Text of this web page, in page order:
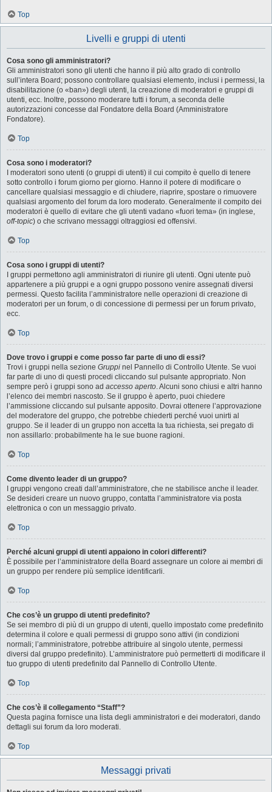
Top
Livelli e gruppi di utenti
Cosa sono gli amministratori?
Gli amministratori sono gli utenti che hanno il più alto grado di controllo
sull’intera Board; possono controllare qualsiasi elemento, inclusi i permessi, la
disabilitazione (o «ban») degli utenti, la creazione di moderatori e gruppi di
utenti, ecc. Inoltre, possono moderare tutti i forum, a seconda delle
autorizzazioni concesse dal Fondatore della Board (Amministratore
Fondatore).
Top
Cosa sono i moderatori?
I moderatori sono utenti (o gruppi di utenti) il cui compito è quello di tenere
sotto controllo i forum giorno per giorno. Hanno il potere di modificare o
cancellare qualsiasi messaggio e di chiudere, riaprire, spostare o rimuovere
qualsiasi argomento del forum da loro moderato. Generalmente il compito dei
moderatori è quello di evitare che gli utenti vadano «fuori tema» (in inglese,
off-topic) o che scrivano messaggi oltraggiosi ed offensivi.
Top
Cosa sono i gruppi di utenti?
I gruppi permettono agli amministratori di riunire gli utenti. Ogni utente può
appartenere a più gruppi e a ogni gruppo possono venire assegnati diversi
permessi. Questo facilita l’amministratore nelle operazioni di creazione di
moderatori per un forum, o di concessione di permessi per un forum privato,
ecc.
Top
Dove trovo i gruppi e come posso far parte di uno di essi?
Trovi i gruppi nella sezione Gruppi nel Pannello di Controllo Utente. Se vuoi
far parte di uno di questi procedi cliccando sul pulsante appropriato. Non
sempre però i gruppi sono ad accesso aperto. Alcuni sono chiusi e altri hanno
l’elenco dei membri nascosto. Se il gruppo è aperto, puoi chiedere
l’ammissione cliccando sul pulsante apposito. Dovrai ottenere l’approvazione
del moderatore del gruppo, che potrebbe chiederti perché vuoi unirti al
gruppo. Se il leader di un gruppo non accetta la tua richiesta, sei pregato di
non assillarlo: probabilmente ha le sue buone ragioni.
Top
Come divento leader di un gruppo?
I gruppi vengono creati dall’amministratore, che ne stabilisce anche il leader.
Se desideri creare un nuovo gruppo, contatta l’amministratore via posta
elettronica o con un messaggio privato.
Top
Perché alcuni gruppi di utenti appaiono in colori differenti?
È possibile per l’amministratore della Board assegnare un colore ai membri di
un gruppo per rendere più semplice identificarli.
Top
Che cos’è un gruppo di utenti predefinito?
Se sei membro di più di un gruppo di utenti, quello impostato come predefinito
determina il colore e quali permessi di gruppo sono attivi (in condizioni
normali; l’amministratore, potrebbe attribuire al singolo utente, permessi
diversi dal gruppo predefinito). L’amministratore può permetterti di modificare il
tuo gruppo di utenti predefinito dal Pannello di Controllo Utente.
Top
Che cos’è il collegamento “Staff”?
Questa pagina fornisce una lista degli amministratori e dei moderatori, dando
dettagli sui forum da loro moderati.
Top
Messaggi privati